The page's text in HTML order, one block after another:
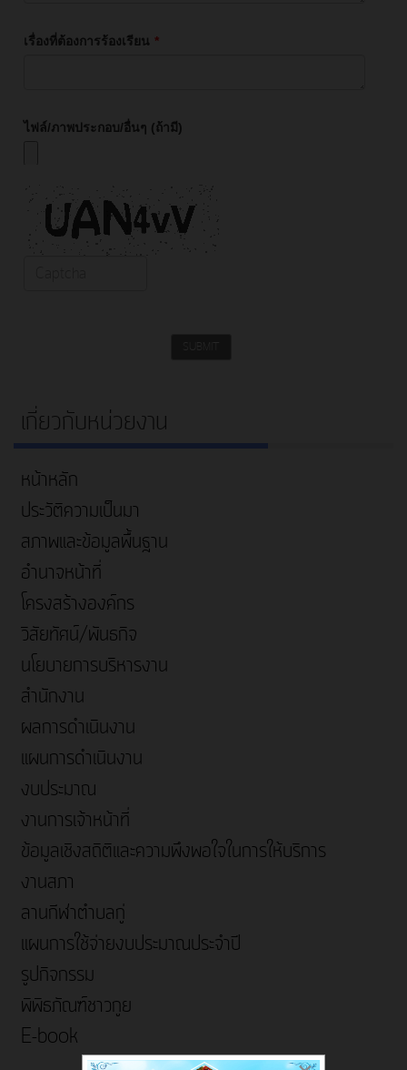
เรื่องที่ต้องการร้องเรียน *
ไฟล์/ภาพประกอบ/อื่นๆ (ถ้ามี)
เกี่ยวกับหน่วยงาน
หน้าหลัก
ประวัติความเป็นมา
สภาพและข้อมูลพื้นฐาน
อำนาจหน้าที่
โครงสร้างองค์กร
วิสัยทัศน์/พันธกิจ
นโยบายการบริหารงาน
สำนักงาน
ผลการดำเนินงาน
แผนการดำเนินงาน
งบประมาณ
งานการเจ้าหน้าที่
ข้อมูลเชิงสถิติและความพึงพอใจในการให้บริการ
งานสภา
ลานกีฬาตำบลกู่
แผนการใช้จ่ายงบประมาณประจำปี
รูปกิจกรรม
พิพิธภัณฑ์ชาวกูย
E-book